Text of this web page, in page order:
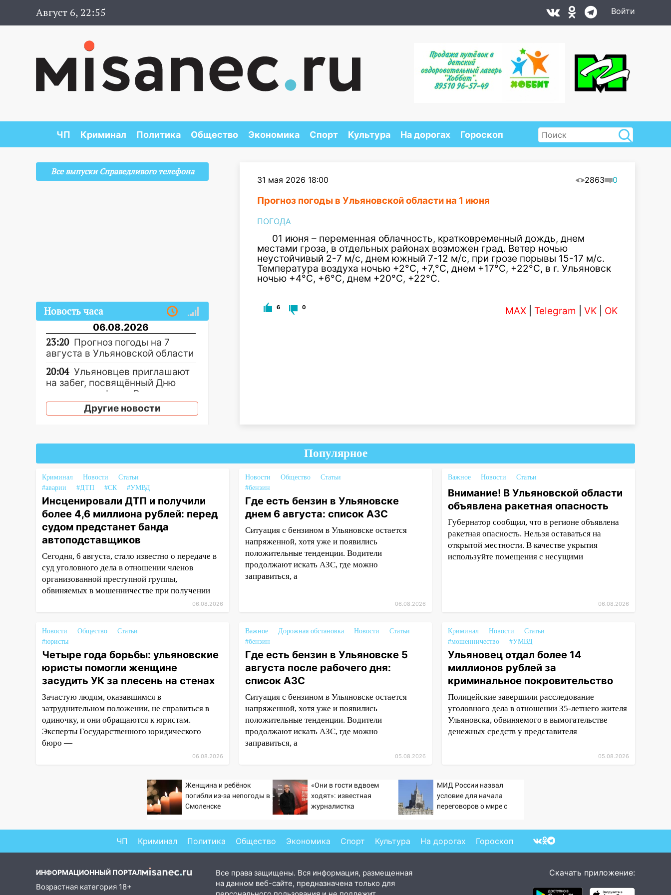
Август 6, 22:55 Войти
ЧП Криминал Политика Общество Экономика Спорт Культура На дорогах Гороскоп
31 мая 2026 18:00 2863 0
Прогноз погоды в Ульяновской области на 1 июня
ПОГОДА
01 июня – переменная облачность, кратковременный дождь, днем
местами гроза, в отдельных районах возможен град. Ветер ночью
неустойчивый 2-7 м/с, днем южный 7-12 м/с, при грозе порывы 15-17 м/с.
Температура воздуха ночью +2°С, +7,°С, днем +17°С, +22°С, в г. Ульяновск
ночью +4°С, +6°С, днем +20°С, +22°С.
6 0 MAX Telegram VK OK
Все выпуски Справедливого телефона
Новость часа
06.08.2026
23:20 Прогноз погоды на 7
августа в Ульяновской области
20:04 Ульяновцев приглашают
на забег, посвящённый Дню
воздушного флота России
19:12 В Ульяновской области
прошлого своего сотрудник
18:02 В Ульяновск едут звезды
баскетбола!
17:08
Ульяновский областной
суд оставил в силе приговор
руководству
«УльяновскФармации» за
махинации на 3,2 млн рублей
16:09 Ветераны легкой
атлетики из Ульяновска
успешно выступили на
Чемпионате России
зерновых и зернобобовых
культур
15:51 Бросила кирпич в жену
брата: в Ульяновской области
завели дело на агрессивную
15:47 На улице Радищева
сбили курьера: крупная авария
в Ульяновске
15:15
В Ульяновске ограничат
движение по улице Ефремова
14:23 67% ульяновцев готовы
передумать увольняться, если
им повысят зарплату
14:01 Инсценировали ДТП и
получили более 4,6 миллиона
Другие новости
Популярное
Криминал Новости
Статьи
#аварии
#ДТП #СК #УМВД
Инсценировали ДТП и получили
более 4,6 миллиона рублей: перед
судом предстанет банда
автоподставщиков
Сегодня, 6 августа, стало известно о передаче в
суд уголовного дела в отношении членов
организованной преступной группы,
обвиняемых в мошенничестве при получении
06.08.2026
Новости Общество
Статьи
#бензин
Где есть бензин в Ульяновске
днем 6 августа: список АЗС
Ситуация с бензином в Ульяновске остается
напряженной, хотя уже и появились
положительные тенденции. Водители
продолжают искать АЗС, где можно
заправиться, а
06.08.2026
Важное Новости Статьи
Внимание! В Ульяновской области
объявлена ракетная опасность
Губернатор сообщил, что в регионе объявлена
ракетная опасность. Нельзя оставаться на
открытой местности. В качестве укрытия
используйте помещения с несущими
06.08.2026
Новости Общество
Статьи
#юристы
Четыре года борьбы: ульяновские
юристы помогли женщине
засудить УК за плесень на стенах
Зачастую людям, оказавшимся в
затруднительном положении, не справиться в
одиночку, и они обращаются к юристам.
Эксперты Государственного юридического
бюро —
06.08.2026
Важное Дорожная обстановка Новости
Статьи
#бензин
Где есть бензин в Ульяновске 5
августа после рабочего дня:
список АЗС
Ситуация с бензином в Ульяновске остается
напряженной, хотя уже и появились
положительные тенденции. Водители
продолжают искать АЗС, где можно
заправиться, а
05.08.2026
Криминал Новости
Статьи
#мошенничество
#УМВД
Ульяновец отдал более 14
миллионов рублей за
криминальное покровительство
Полицейские завершили расследование
уголовного дела в отношении 35-летнего жителя
Ульяновска, обвиняемого в вымогательстве
денежных средств у представителя
05.08.2026
Женщина и ребёнок
погибли из-за непогоды в
Смоленске
«Они в гости вдвоем
ходят»: известная
журналистка
МИД России назвал
условие для начала
переговоров о мире с
ЧП Криминал Политика Общество Экономика Спорт Культура На дорогах Гороскоп
ИНФОРМАЦИОННЫЙ ПОРТАЛ
Возрастная категория 18+
Все права защищены. Вся информация, размещенная
на данном веб-сайте, предназначена только для
Скачать приложение: